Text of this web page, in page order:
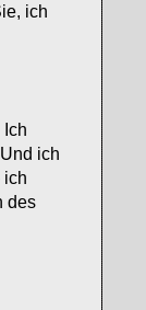
ich
Ich
ich
ich
des